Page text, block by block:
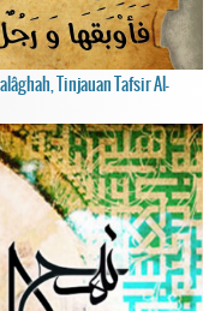
Tinjauan Tafsir Al-